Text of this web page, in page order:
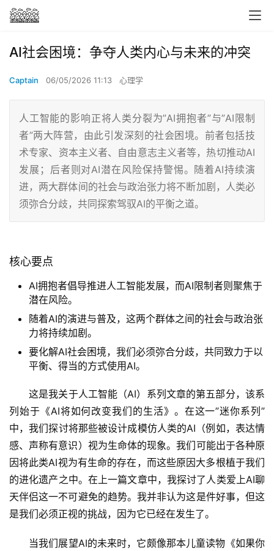
AI社会困境：争夺人类内心与未来的冲突
Captain 06/05/2026 11:13 心理学
人工智能的影响正将人类分裂为”AI拥抱者”与”AI限制
者”两大阵营，由此引发深刻的社会困境。前者包括技
术专家、资本主义者、自由意志主义者等，热切推动AI
发展；后者则对AI潜在风险保持警惕。随着AI持续演
进，两大群体间的社会与政治张力将不断加剧，人类必
须弥合分歧，共同探索驾驭AI的平衡之道。
核心要点
AI拥抱者倡导推进人工智能发展，而AI限制者则聚焦于
潜在风险。
随着AI的演进与普及，这两个群体之间的社会与政治张
力将持续加剧。
要化解AI社会困境，我们必须弥合分歧，共同致力于以
平衡、得当的方式使用AI。
这是我关于人工智能（AI）系列文章的第五部分，该系
列始于《AI将如何改变我们的生活》。在这一”迷你系列”
中，我们探讨将那些被设计成模仿人类的AI（例如，表达情
感、声称有意识）视为生命体的现象。我们可能出于各种原
因将此类AI视为有生命的存在，而这些原因大多根植于我们
的进化遗产之中。在上一篇文章中，我探讨了人类爱上AI聊
天伴侣这一不可避免的趋势。我并非认为这是件好事，但这
是我们必须正视的挑战，因为它已经在发生了。
当我们展望AI的未来时，它颇像那本儿童读物《如果你